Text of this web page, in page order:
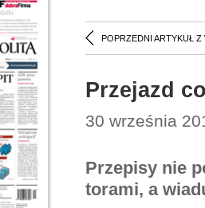
POPRZEDNI ARTYKUŁ Z
Przejazd
30 września
Przepisy nie
torami, a